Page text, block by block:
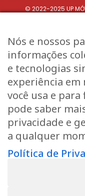
© 2022-2025 UP
Nós e nossos
informações
e tecnologias
experiência em
você usa e
pode saber
privacidade e
a qualquer
Política de